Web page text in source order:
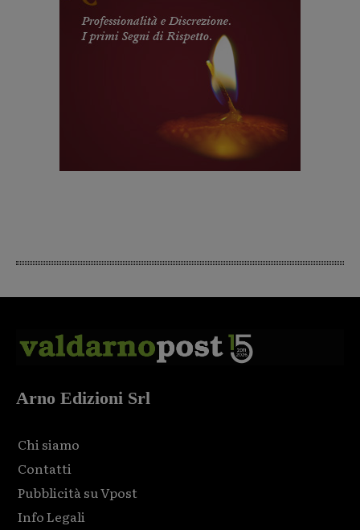
Arno Edizioni Srl
Chi siamo
Contatti
Pubblicità su Vpost
Info Legali